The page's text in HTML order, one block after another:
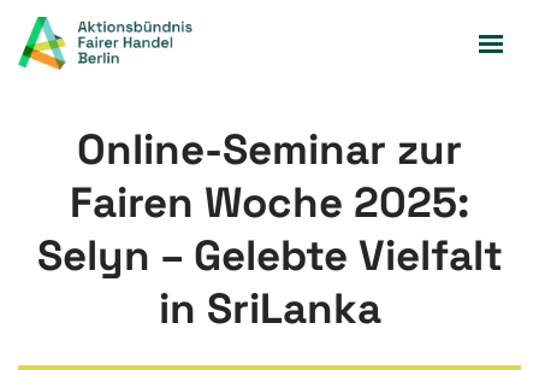
Zum
Online-Seminar zur
Fairen Woche 2025:
Selyn – Gelebte Vielfalt
in SriLanka